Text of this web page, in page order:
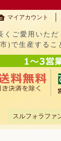
マイアカウント
ご愛用いただ
)で生産するこ
スルフォラファ